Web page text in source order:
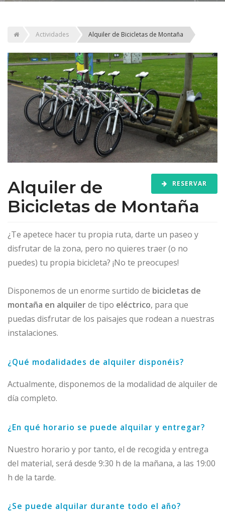
Actividades Alquiler de Bicicletas de Montaña
RESERVAR
Alquiler de
Bicicletas de Montaña
¿Te apetece hacer tu propia ruta, darte un paseo y
disfrutar de la zona, pero no quieres traer (o no
puedes) tu propia bicicleta? ¡No te preocupes!
Disponemos de un enorme surtido de bicicletas de
montaña en alquilerde tipo eléctrico, para que
puedas disfrutar de los paisajes que rodean a nuestras
instalaciones.
¿Qué modalidades de alquiler disponéis?
Actualmente, disponemos de la modalidad de alquiler de
día completo.
¿En qué horario se puede alquilar y entregar?
Nuestro horario y por tanto, el de recogida y entrega
del material, será desde 9:30 h de la mañana, a las 19:00
h de la tarde.
¿Se puede alquilar durante todo el año?